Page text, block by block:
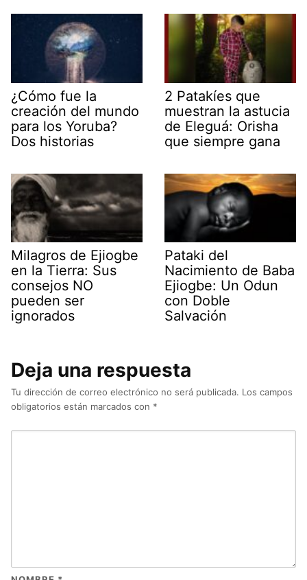
¿Cómo fue la
creación del mundo
para los Yoruba?
Dos historias
2 Patakíes que
muestran la astucia
de Eleguá: Orisha
que siempre gana
Milagros de Ejiogbe
en la Tierra: Sus
consejos NO
pueden ser
ignorados
Pataki del
Nacimiento de Baba
Ejiogbe: Un Odun
con Doble
Salvación
Deja una respuesta
Tu dirección de correo electrónico no será publicada. Los campos
obligatorios están marcados con *